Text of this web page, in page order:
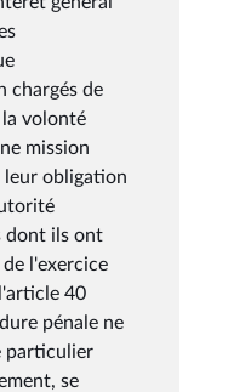
chargés de
volonté
mission
obligation
dont ils ont
l'exercice
40
pénale ne
particulier
se